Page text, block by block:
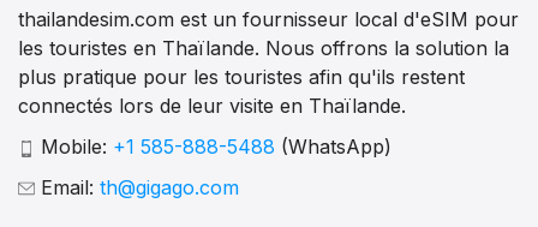
thailandesim.com est un fournisseur local d'eSIM pour
les touristes en Thaïlande. Nous offrons la solution la
plus pratique pour les touristes afin qu'ils restent
connectés lors de leur visite en Thaïlande.
Mobile: +1 585-888-5488 (WhatsApp)
Email: th@gigago.com